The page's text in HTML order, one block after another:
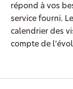
répond à vos
service fourni.
calendrier des
compte de